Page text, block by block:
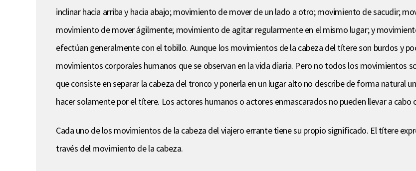
inclinar hacia arriba y hacia abajo; movimiento de mover de un lado a otro; movimiento de sacudir;
movimiento de mover ágilmente; movimiento de agitar regularmente en el mismo lugar; y
efectúan generalmente con el tobillo. Aunque los movimientos de la cabeza del títere son burdos y
movimientos corporales humanos que se observan en la vida diaria. Pero no todos los movimientos
que consiste en separar la cabeza del tronco y ponerla en un lugar alto no describe de forma natural
hacer solamente por el títere. Los actores humanos o actores enmascarados no pueden llevar a
Cada uno de los movimientos de la cabeza del viajero errante tiene su propio significado. El títere
través del movimiento de la cabeza.